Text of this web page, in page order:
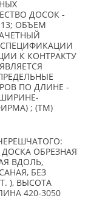
ДОСОК -
ОБЪЕМ
К КОНТРАКТУ
ПО ДЛИНЕ -
; (TM)
ДОСКА ОБРЕЗНАЯ
ВДОЛЬ,
БЕЗ
), ВЫСОТА
420-3050